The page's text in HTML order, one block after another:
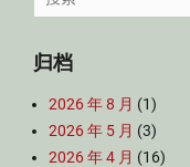
for:
归档
2026 年 8 月 (1)
2026 年 5 月 (3)
2026 年 4 月 (16)